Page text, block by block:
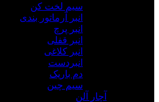
سیم لخت کن
انبر آرماتور بندی
انبر پرچ
انبر قفلی
انبر کلاغی
انبردست
دم باریک
سیم چین
آچار آلن